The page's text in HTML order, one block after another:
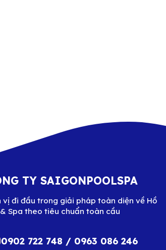
TY SAIGONPOOLSPA
vị đi đầu trong giải pháp toàn diện về Hồ
Spa theo tiêu chuẩn toàn cầu
0902 722 748 / 0963 086 246